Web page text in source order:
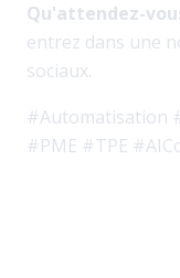
Qu'attendez-
entrez dans une
sociaux.
#Automatisation
#PME #TPE